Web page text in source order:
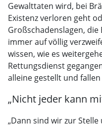
Gewalttaten wird, bei
Existenz verloren geht
Großschadenslagen,
immer auf völlig
wissen, wie es
Rettungsdienst
alleine gestellt und
„Nicht jeder kann
„Dann sind wir zur